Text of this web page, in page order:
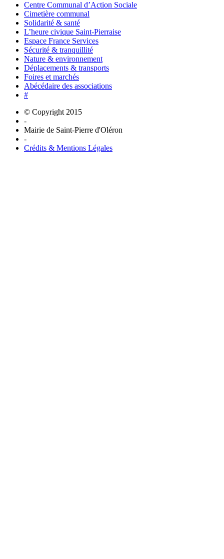
Centre Communal d’Action Sociale
Cimetière communal
Solidarité & santé
L’heure civique Saint-Pierraise
Espace France Services
Sécurité & tranquillité
Nature & environnement
Déplacements & transports
Foires et marchés
Abécédaire des associations
#
© Copyright 2015
-
Mairie de Saint-Pierre d'Oléron
-
Crédits & Mentions Légales